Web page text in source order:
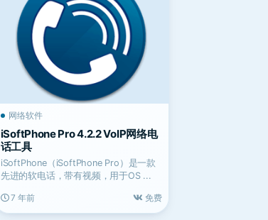
网络软件
iSoftPhone Pro 4.2.2 VoIP网络电
话工具
iSoftPhone（iSoftPhone Pro）是一款
先进的软电话，带有视频，用于OS ...
7 年前 免费